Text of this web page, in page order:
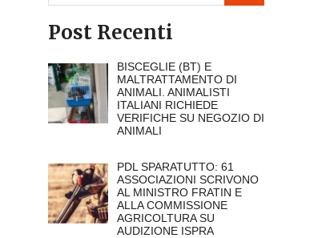
Post Recenti
BISCEGLIE (BT) E
MALTRATTAMENTO DI
ANIMALI. ANIMALISTI
ITALIANI RICHIEDE
VERIFICHE SU NEGOZIO DI
ANIMALI
PDL SPARATUTTO: 61
ASSOCIAZIONI SCRIVONO
AL MINISTRO FRATIN E
ALLA COMMISSIONE
AGRICOLTURA SU
AUDIZIONE ISPRA